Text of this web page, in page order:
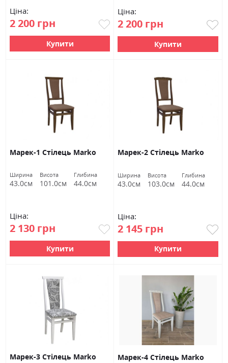
Ціна:
2 200 грн
Купити
Ціна:
2 200 грн
Купити
Марек-1 Стілець Marko
Ширина
43.0см
Висота
101.0см
Глибина
44.0см
Ціна:
2 130 грн
Купити
Марек-2 Стілець Marko
Ширина
43.0см
Висота
103.0см
Глибина
44.0см
Ціна:
2 145 грн
Купити
Марек-3 Стілець Marko Марек-4 Стілець Marko